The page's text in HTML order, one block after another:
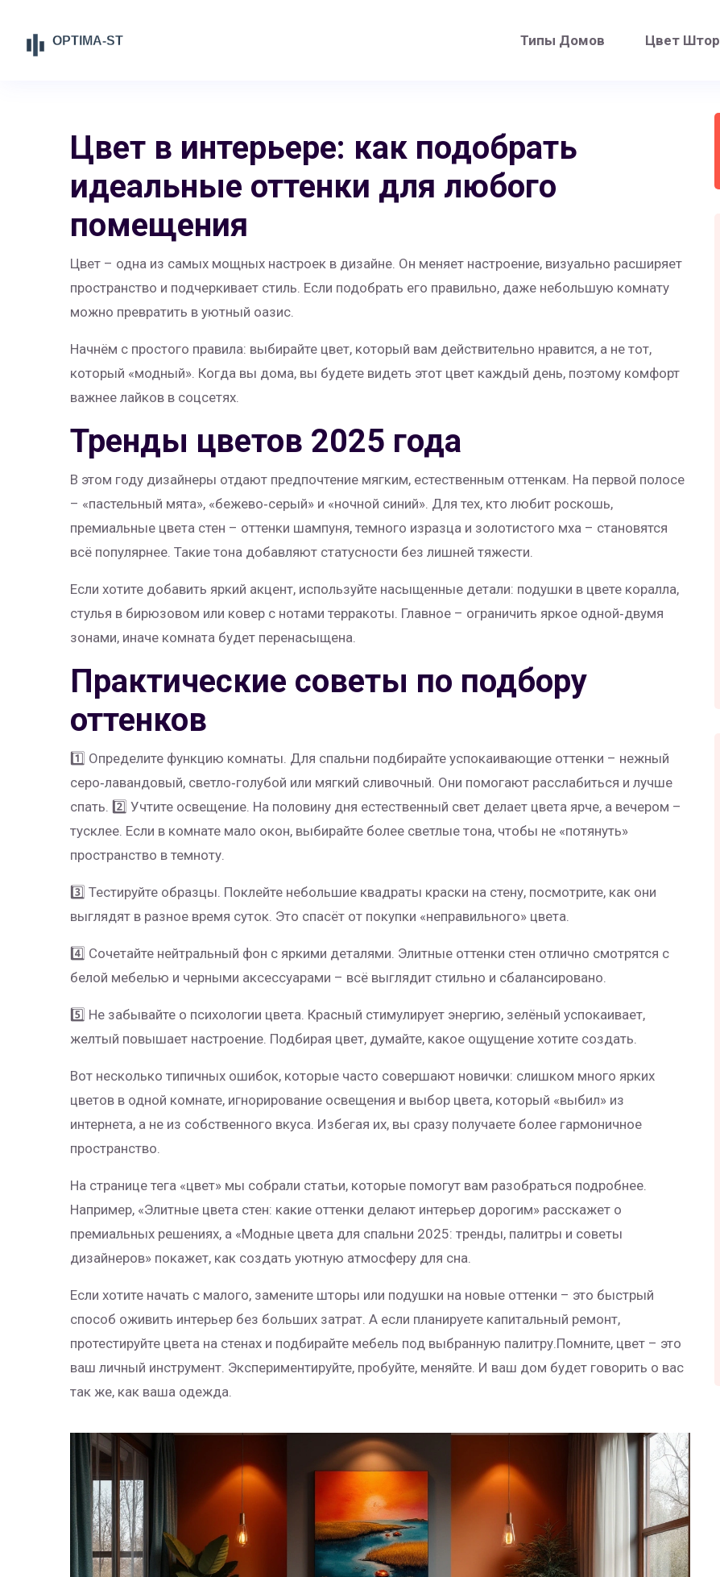
Типы Домов Цвет Штор
Цвет в интерьере: как подобрать
идеальные оттенки для любого
помещения
Цвет – одна из самых мощных настроек в дизайне. Он меняет настроение, визуально расширяет
пространство и подчеркивает стиль. Если подобрать его правильно, даже небольшую комнату
можно превратить в уютный оазис.
Начнём с простого правила: выбирайте цвет, который вам действительно нравится, а не тот,
который «модный». Когда вы дома, вы будете видеть этот цвет каждый день, поэтому комфорт
важнее лайков в соцсетях.
Тренды цветов 2025 года
В этом году дизайнеры отдают предпочтение мягким, естественным оттенкам. На первой полосе
– «пастельный мята», «бежево‑серый» и «ночной синий». Для тех, кто любит роскошь,
премиальные цвета стен – оттенки шампуня, темного изразца и золотистого мха – становятся
всё популярнее. Такие тона добавляют статусности без лишней тяжести.
Если хотите добавить яркий акцент, используйте насыщенные детали: подушки в цвете коралла,
стулья в бирюзовом или ковер с нотами терракоты. Главное – ограничить яркое одной‑двумя
зонами, иначе комната будет перенасыщена.
Практические советы по подбору
оттенков
1️⃣ Определите функцию комнаты. Для спальни подбирайте успокаивающие оттенки – нежный
серо‑лавандовый, светло‑голубой или мягкий сливочный. Они помогают расслабиться и лучше
спать. 2️⃣ Учтите освещение. На половину дня естественный свет делает цвета ярче, а вечером –
тусклее. Если в комнате мало окон, выбирайте более светлые тона, чтобы не «потянуть»
пространство в темноту.
3️⃣ Тестируйте образцы. Поклейте небольшие квадраты краски на стену, посмотрите, как они
выглядят в разное время суток. Это спасёт от покупки «неправильного» цвета.
4️⃣ Сочетайте нейтральный фон с яркими деталями. Элитные оттенки стен отлично смотрятся с
белой мебелью и черными аксессуарами – всё выглядит стильно и сбалансировано.
5️⃣ Не забывайте о психологии цвета. Красный стимулирует энергию, зелёный успокаивает,
желтый повышает настроение. Подбирая цвет, думайте, какое ощущение хотите создать.
Вот несколько типичных ошибок, которые часто совершают новички: слишком много ярких
цветов в одной комнате, игнорирование освещения и выбор цвета, который «выбил» из
интернета, а не из собственного вкуса. Избегая их, вы сразу получаете более гармоничное
пространство.
На странице тега «цвет» мы собрали статьи, которые помогут вам разобраться подробнее.
Например, «Элитные цвета стен: какие оттенки делают интерьер дорогим» расскажет о
премиальных решениях, а «Модные цвета для спальни 2025: тренды, палитры и советы
дизайнеров» покажет, как создать уютную атмосферу для сна.
Если хотите начать с малого, замените шторы или подушки на новые оттенки – это быстрый
способ оживить интерьер без больших затрат. А если планируете капитальный ремонт,
протестируйте цвета на стенах и подбирайте мебель под выбранную палитру.Помните, цвет – это
ваш личный инструмент. Экспериментируйте, пробуйте, меняйте. И ваш дом будет говорить о вас
так же, как ваша одежда.